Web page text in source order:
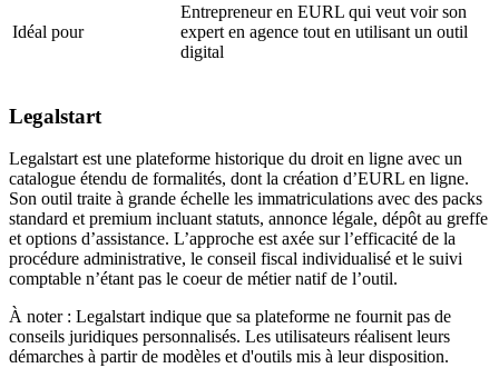
Idéal pour
Entrepreneur en EURL qui veut voir son
expert en agence tout en utilisant un outil
digital
Legalstart
Legalstart est une plateforme historique du droit en ligne avec un
catalogue étendu de formalités, dont la création d’EURL en ligne.
Son outil traite à grande échelle les immatriculations avec des packs
standard et premium incluant statuts, annonce légale, dépôt au greffe
et options d’assistance. L’approche est axée sur l’efficacité de la
procédure administrative, le conseil fiscal individualisé et le suivi
comptable n’étant pas le coeur de métier natif de l’outil.
À noter : Legalstart indique que sa plateforme ne fournit pas de
conseils juridiques personnalisés. Les utilisateurs réalisent leurs
démarches à partir de modèles et d'outils mis à leur disposition.